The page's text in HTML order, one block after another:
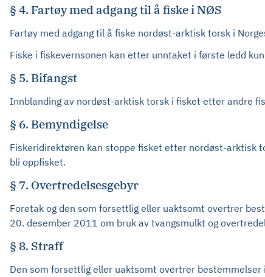
§ 4. Fartøy med adgang til å fiske i NØS
Fartøy med adgang til å fiske nordøst-arktisk torsk i
Fiske i fiskevernsonen kan etter unntaket i første ledd
§ 5. Bifangst
Innblanding av nordøst-arktisk torsk i fisket etter andre
§ 6. Bemyndigelse
Fiskeridirektøren kan stoppe fisket etter nordøst-arktisk
bli oppfisket.
§ 7. Overtredelsesgebyr
Foretak og den som forsettlig eller uaktsomt overtrer
20. desember 2011 om bruk av tvangsmulkt og
§ 8. Straff
Den som forsettlig eller uaktsomt overtrer